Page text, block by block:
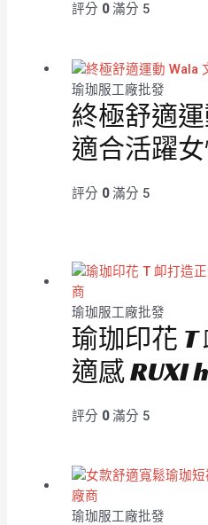
評分 0滿分 5
瑜珈服工廠批發
終極舒適
適合活躍
評分 0滿分 5
瑜珈服工廠批發
瑜珈印花 T
適感 RUXI
評分 0滿分 5
瑜珈服工廠批發